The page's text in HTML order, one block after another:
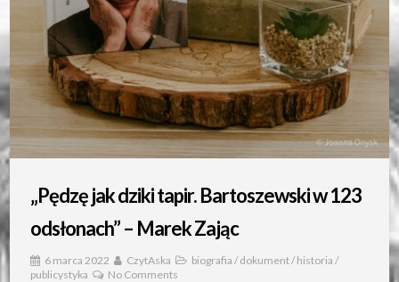
„Pędzę jak dziki tapir. Bartoszewski w 123
odsłonach” – Marek Zając
6 marca 2022 CzytAska biografia /dokument/historia /
publicystyka
No Comments